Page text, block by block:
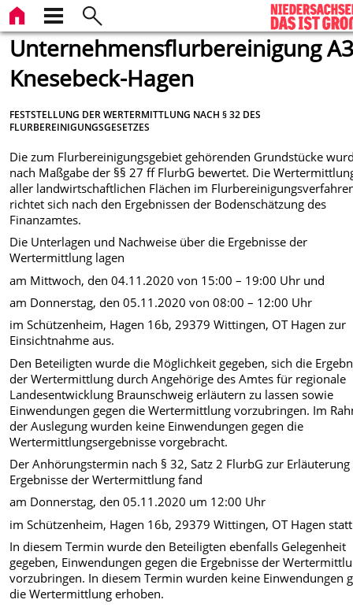
Unternehmensflurbereinigung
Knesebeck-Hagen
FESTSTELLUNG DER WERTERMITTLUNG NACH § 32 DES
FLURBEREINIGUNGSGESETZES
Die zum Flurbereinigungsgebiet gehörenden Grundstücke
nach Maßgabe der §§ 27 ff FlurbG bewertet. Die
aller landwirtschaftlichen Flächen im
richtet sich nach den Ergebnissen der Bodenschätzung des
Finanzamtes.
Die Unterlagen und Nachweise über die Ergebnisse der
Wertermittlung lagen
am Mittwoch, den 04.11.2020 von 15:00 – 19:00 Uhr und
am Donnerstag, den 05.11.2020 von 08:00 – 12:00 Uhr
im Schützenheim, Hagen 16b, 29379 Wittingen, OT Hagen zur
Einsichtnahme aus.
Den Beteiligten wurde die Möglichkeit gegeben, sich die
der Wertermittlung durch Angehörige des Amtes für regionale
Landesentwicklung Braunschweig erläutern zu lassen sowie
Einwendungen gegen die Wertermittlung vorzubringen. Im
der Auslegung wurden keine Einwendungen gegen die
Wertermittlungsergebnisse vorgebracht.
Der Anhörungstermin nach § 32, Satz 2 FlurbG zur
Ergebnisse der Wertermittlung fand
am Donnerstag, den 05.11.2020 um 12:00 Uhr
im Schützenheim, Hagen 16b, 29379 Wittingen, OT Hagen
In diesem Termin wurde den Beteiligten ebenfalls Gelegenheit
gegeben, Einwendungen gegen die Ergebnisse der
vorzubringen. In diesem Termin wurden keine Einwendungen
die Wertermittlung erhoben.